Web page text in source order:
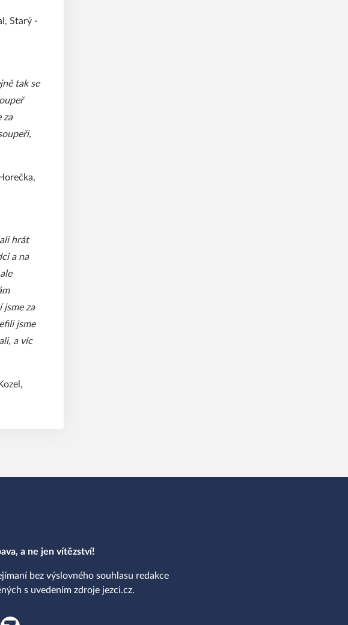
Starý -
tak se
za
hrát
a na
jsme za
jsme
a víc
a ne jen vítězství!
bez výslovného souhlasu redakce
s uvedením zdroje jezci.cz.